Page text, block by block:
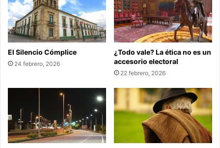
El Silencio Cómplice
24 febrero, 2026
¿Todo vale? La ética no es un
accesorio electoral
22 febrero, 2026